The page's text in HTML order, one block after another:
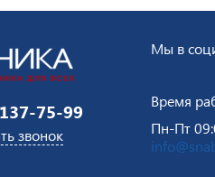
75-99
звонок
Мы в
Время
Пн-Пт